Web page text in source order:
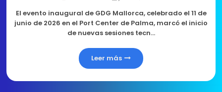
El evento inaugural de GDG Mallorca, celebrado el 11 de
junio de 2026 en el Port Center de Palma, marcó el inicio
de nuevas sesiones tecn…
Leer más